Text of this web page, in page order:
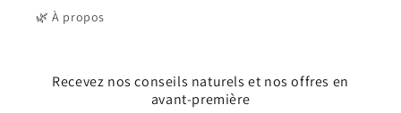
🌿 À propos
Recevez nos conseils naturels et nos offres en
avant-première